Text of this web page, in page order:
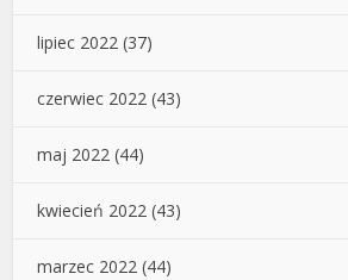
lipiec 2022 (37)
czerwiec 2022 (43)
maj 2022 (44)
kwiecień 2022 (43)
marzec 2022 (44)